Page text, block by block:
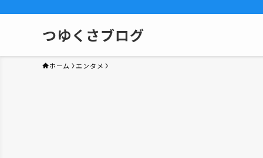
つゆくさブログ
ホーム エンタメ